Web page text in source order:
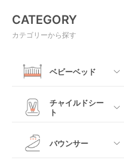
CATEGORY
カテゴリーから探す
ベビーベッド
すべて
レギュラーサイズベビ
チャイルドシー
ト
すべて
バウンサー